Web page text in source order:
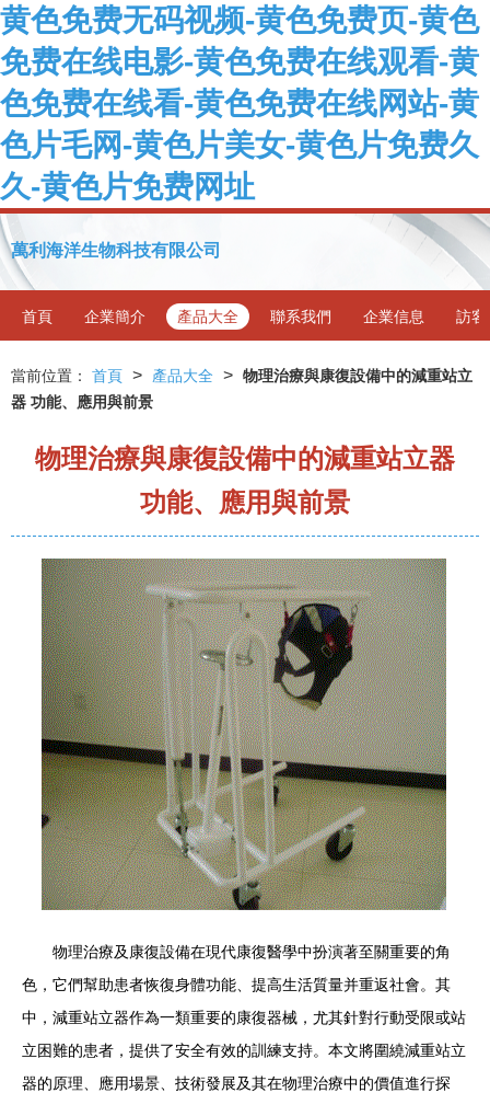
黄色免费无码视频-黄色免费页-黄色
免费在线电影-黄色免费在线观看-黄
色免费在线看-黄色免费在线网站-黄
色片毛网-黄色片美女-黄色片免费久
久-黄色片免费网址
萬利海洋生物科技有限公司
首頁 企業簡介 產品大全 聯系我們 企業信息 訪客
當前位置： 首頁 > 產品大全 > 物理治療與康復設備中的減重站立
器 功能、應用與前景
物理治療與康復設備中的減重站立器
功能、應用與前景
物理治療及康復設備在現代康復醫學中扮演著至關重要的角
色，它們幫助患者恢復身體功能、提高生活質量并重返社會。其
中，減重站立器作為一類重要的康復器械，尤其針對行動受限或站
立困難的患者，提供了安全有效的訓練支持。本文將圍繞減重站立
器的原理、應用場景、技術發展及其在物理治療中的價值進行探